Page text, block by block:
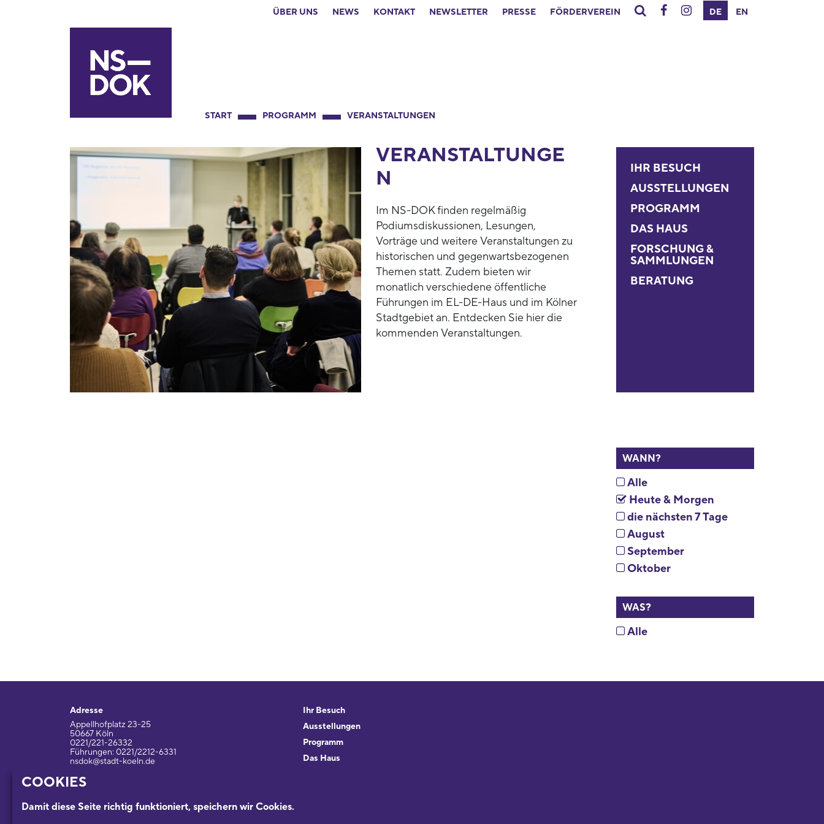
COOKIES
Damit diese Seite richtig funktioniert, speichern wir Cookies.
ÜBER UNS NEWS KONTAKT NEWSLETTER PRESSE FÖRDERVEREIN DE EN
START PROGRAMM VERANSTALTUNGEN
VERANSTALTUNGE
N
Im NS-DOK finden regelmäßig
Podiumsdiskussionen, Lesungen,
Vorträge und weitere Veranstaltungen zu
historischen und gegenwartsbezogenen
Themen statt. Zudem bieten wir
monatlich verschiedene öffentliche
Führungen im EL-DE-Haus und im Kölner
Stadtgebiet an. Entdecken Sie hier die
kommenden Veranstaltungen.
IHR BESUCH
AUSSTELLUNGEN
PROGRAMM
DAS HAUS
FORSCHUNG &
SAMMLUNGEN
BERATUNG
WANN?
Alle
Heute & Morgen
die nächsten 7 Tage
August
September
Oktober
WAS?
Alle
Adresse
Appellhofplatz 23-25
50667 Köln
0221/221-26332
Führungen: 0221/2212-6331
nsdok@stadt-koeln.de
Ihr Besuch
Ausstellungen
Programm
Das Haus